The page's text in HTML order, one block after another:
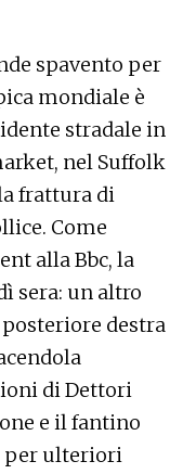
spavento per
mondiale è
stradale in
nel Suffolk
frattura di
Come
alla Bbc, la
sera: un altro
destra
di Dettori
e il fantino
per ulteriori